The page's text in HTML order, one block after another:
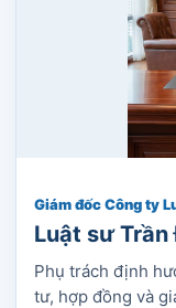
Giám đốc Công ty
Luật sư
Phụ trách định
tư, hợp đồng và